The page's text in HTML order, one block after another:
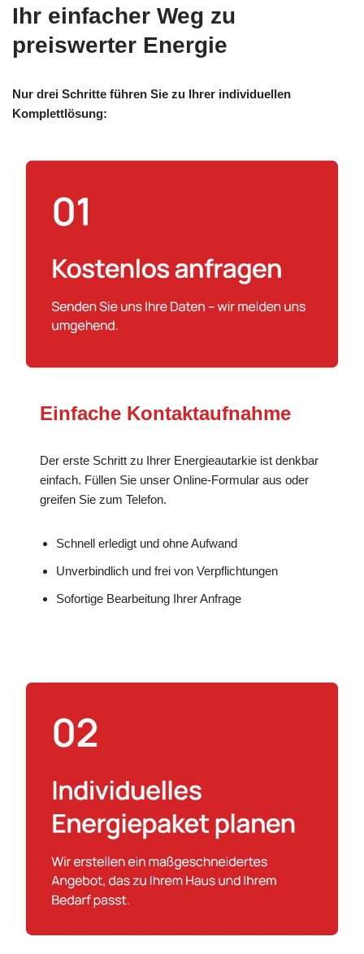
Ihr einfacher Weg zu
preiswerter Energie
Nur drei Schritte führen Sie zu Ihrer individuellen
Komplettlösung:
Einfache Kontaktaufnahme
Der erste Schritt zu Ihrer Energieautarkie ist denkbar
einfach. Füllen Sie unser Online-Formular aus oder
greifen Sie zum Telefon.
Schnell erledigt und ohne Aufwand
Unverbindlich und frei von Verpflichtungen
Sofortige Bearbeitung Ihrer Anfrage